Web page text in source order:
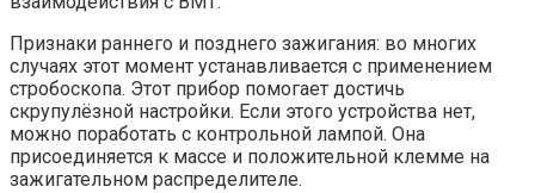
Признаки раннего и позднего зажигания: во многих
случаях этот момент устанавливается с применением
стробоскопа. Этот прибор помогает достичь
скрупулёзной настройки. Если этого устройства нет,
можно поработать с контрольной лампой. Она
присоединяется к массе и положительной клемме на
зажигательном распределителе.